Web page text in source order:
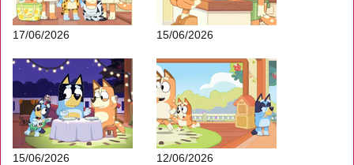
17/06/2026 15/06/2026
15/06/2026 12/06/2026